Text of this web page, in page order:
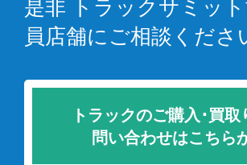
是非 トラックサミッ
員店舗にご相談くださ
トラックのご購入･買取
問い合わせはこちら